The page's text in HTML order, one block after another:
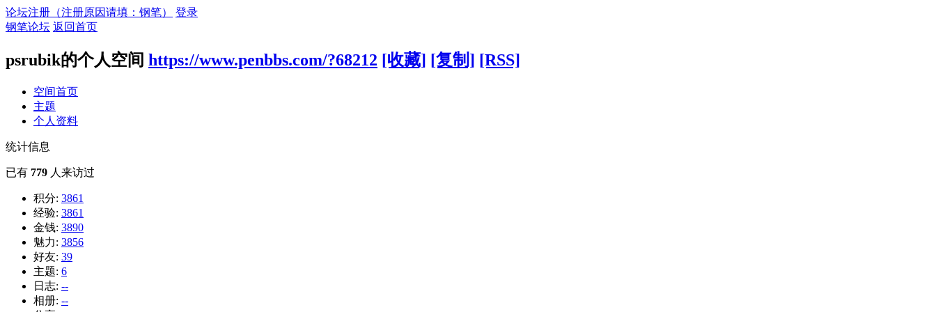
论坛注册（注册原因请填：钢笔）
登录
钢笔论坛 返回首页
psrubik的个人空间 https://www.penbbs.com/?68212 [收藏] [复制] [RSS]
空间首页
主题
个人资料
统计信息
已有 779 人来访过
积分: 3861
经验: 3861
金钱: 3890
魅力: 3856
好友: 39
主题: 6
日志: --
相册: --